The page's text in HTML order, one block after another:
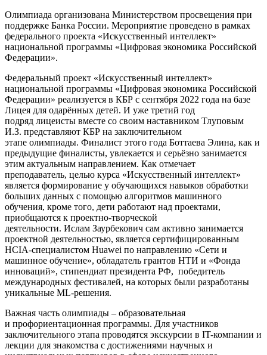
Олимпиада организована Министерством просвещения при
поддержке Банка России. Мероприятие проведено в рамках
федерального проекта «Искусственный интеллект»
национальной программы «Цифровая экономика Российской
Федерации».
Федеральный проект «Искусственный интеллект»
национальной программы «Цифровая экономика Российской
Федерации» реализуется в КБР с сентября 2022 года на базе
Лицея для одарённых детей. И уже третий год
подряд лицеисты вместе со своим наставником Тлуповым
И.З. представляют КБР на заключительном
этапе олимпиады. Финалист этого года Боттаева Элина, как и
предыдущие финалисты, увлекается и серьёзно занимается
этим актуальным направлением. Как отмечает
преподаватель, целью курса «Искусственный интеллект»
является формирование у обучающихся навыков обработки
больших данных с помощью алгоритмов машинного
обучения, кроме того, дети работают над проектами,
приобщаются к проектно-творческой
деятельности. Ислам Заурбекович сам активно занимается
проектной деятельностью, является сертифицированным
HCIA-специалистом Huawei по направлению «Сети и
машинное обучение», обладатель грантов НТИ и «Фонда
инноваций», стипендиат президента РФ, победитель
международных фестивалей, на которых были разработаны
уникальные ML-решения.
Важная часть олимпиады – образовательная
и профориентационная программы. Для участников
заключительного этапа проводятся экскурсии в IT-компании и
лекции для знакомства с достижениями научных и